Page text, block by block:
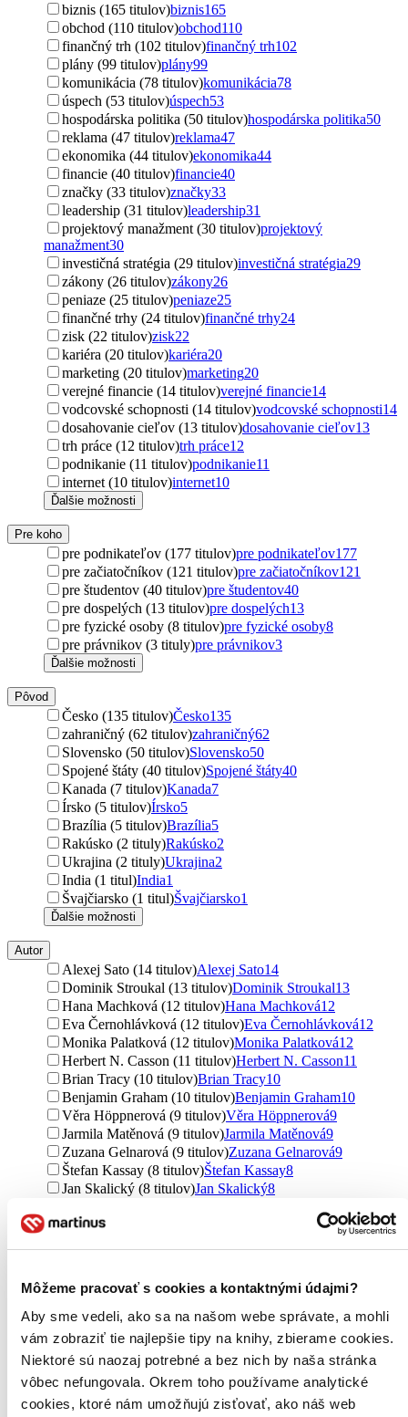
Môžeme pracovať s cookies a kontaktnými údajmi?
Aby sme vedeli, ako sa na našom webe správate, a mohli
vám zobraziť tie najlepšie tipy na knihy, zbierame cookies.
Niektoré sú naozaj potrebné a bez nich by naša stránka
vôbec nefungovala. Okrem toho používame analytické
cookies, ktoré nám umožňujú zisťovať, ako náš web
biznis (165 titulov)biznis165
obchod (110 titulov)obchod110
finančný trh (102 titulov)finančný trh102
plány (99 titulov)plány99
komunikácia (78 titulov)komunikácia78
úspech (53 titulov)úspech53
hospodárska politika (50 titulov)hospodárska politika50
reklama (47 titulov)reklama47
ekonomika (44 titulov)ekonomika44
financie (40 titulov)financie40
značky (33 titulov)značky33
leadership (31 titulov)leadership31
projektový manažment (30 titulov)projektový
manažment30
investičná stratégia (29 titulov)investičná stratégia29
zákony (26 titulov)zákony26
peniaze (25 titulov)peniaze25
finančné trhy (24 titulov)finančné trhy24
zisk (22 titulov)zisk22
kariéra (20 titulov)kariéra20
marketing (20 titulov)marketing20
verejné financie (14 titulov)verejné financie14
vodcovské schopnosti (14 titulov)vodcovské schopnosti14
dosahovanie cieľov (13 titulov)dosahovanie cieľov13
trh práce (12 titulov)trh práce12
podnikanie (11 titulov)podnikanie11
internet (10 titulov)internet10
Ďalšie možnosti
Pre koho
pre podnikateľov (177 titulov)pre podnikateľov177
pre začiatočníkov (121 titulov)pre začiatočníkov121
pre študentov (40 titulov)pre študentov40
pre dospelých (13 titulov)pre dospelých13
pre fyzické osoby (8 titulov)pre fyzické osoby8
pre právnikov (3 tituly)pre právnikov3
Ďalšie možnosti
Pôvod
Česko (135 titulov)Česko135
zahraničný (62 titulov)zahraničný62
Slovensko (50 titulov)Slovensko50
Spojené štáty (40 titulov)Spojené štáty40
Kanada (7 titulov)Kanada7
Írsko (5 titulov)Írsko5
Brazília (5 titulov)Brazília5
Rakúsko (2 tituly)Rakúsko2
Ukrajina (2 tituly)Ukrajina2
India (1 titul)India1
Švajčiarsko (1 titul)Švajčiarsko1
Ďalšie možnosti
Autor
Alexej Sato (14 titulov)Alexej Sato14
Dominik Stroukal (13 titulov)Dominik Stroukal13
Hana Machková (12 titulov)Hana Machková12
Eva Černohlávková (12 titulov)Eva Černohlávková12
Monika Palatková (12 titulov)Monika Palatková12
Herbert N. Casson (11 titulov)Herbert N. Casson11
Brian Tracy (10 titulov)Brian Tracy10
Benjamin Graham (10 titulov)Benjamin Graham10
Věra Höppnerová (9 titulov)Věra Höppnerová9
Jarmila Matěnová (9 titulov)Jarmila Matěnová9
Zuzana Gelnarová (9 titulov)Zuzana Gelnarová9
Štefan Kassay (8 titulov)Štefan Kassay8
Jan Skalický (8 titulov)Jan Skalický8
Jason Zweig (7 titulov)
Jitka Zichová (6 titulov)
Jitka Zichová
6
Alena Filipová (5 titulov) Alena Filipová5
W. Chan Kim (5 titulov)W. Chan Kim5
Zdeněk Kuneš (5 titulov)Zdeněk Kuneš5
Richard Branson (5 titulov) Richard Branson
Eva Hanuláková (5 titulov)
Eva Hanuláková
Zdeněk Vondrák (5 titulov)Zdeněk Vondrák5
Vondrák Zdeněk (5 titulov)Vondrák Zdeněk5